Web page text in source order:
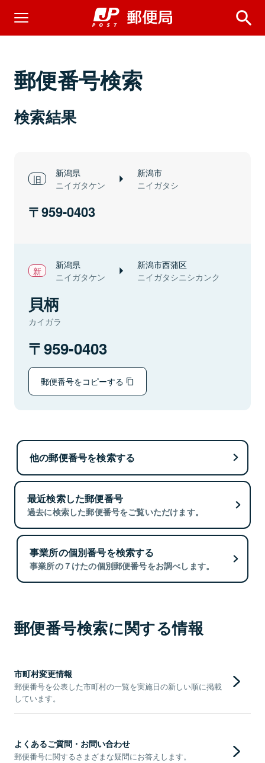
郵便番号検索
検索結果
新潟県
ニイガタケン
新潟市
ニイガタシ
959-0403
新潟県
ニイガタケン
新潟市西蒲区
ニイガタシニシカンク
貝柄
カイガラ
959-0403
郵便番号をコピーする
他の郵便番号を検索する
最近検索した郵便番号
過去に検索した郵便番号をご覧いただけます。
事業所の個別番号を検索する
事業所の７けたの個別郵便番号をお調べします。
郵便番号検索に関する情報
市町村変更情報
郵便番号を公表した市町村の一覧を実施日の新しい順に掲載
しています。
よくあるご質問・お問い合わせ
郵便番号に関するさまざまな疑問にお答えします。